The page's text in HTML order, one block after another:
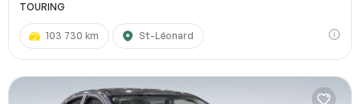
TOURING
103 730 km St-Léonard